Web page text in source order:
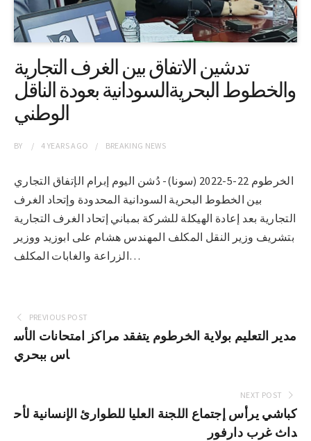
تدشين الاتفاق بين الغرف التجارية
والخطوط البحريةالسودانية بعودة الناقل
الوطني
BY 4 YEARSAGO BREAKING NEWS
الخرطوم 22-5-2022 (سونا)- دُشن اليوم إبرام الإتفاق التجاري
بين الخطوط البحرية السودانية المحدودة وإتحاد الغرف
التجارية بعد إعادة الهيكلة للشركة بمباني إتحاد الغرف التجارية
بتشريف وزير النقل المكلف المهندس هشام على ابوزيد ووزير
الزراعة والغابات المكلف…
PREVIOUS POST
مدير التعليم بولاية الخرطوم يتفقد مراكز امتحانات الأس
اس ببحري
NEXT POST
كباشي يرأس إجتماع اللجنة العليا للطوارئ الإنسانية لأح
داث غرب دارفور